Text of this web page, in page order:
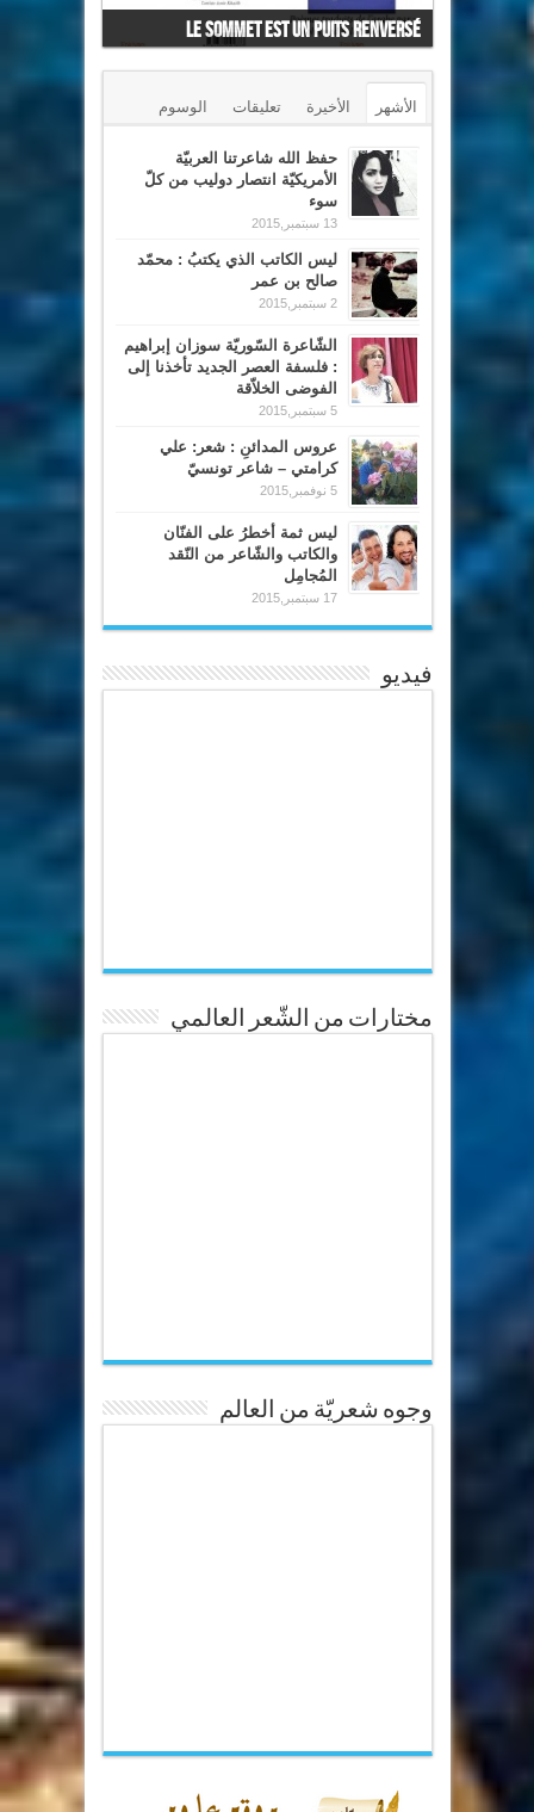
Le Sommet est un puits renversé
الأشهر الأخيرة تعليقات الوسوم
حفظ الله شاعرتنا العربيّة
الأمريكيّة انتصار دوليب من كلّ
سوء
13 سبتمبر,2015
ليس الكاتب الذي يكتبُ : محمّد
صالح بن عمر
2 سبتمبر,2015
الشّاعرة السّوريّة سوزان إبراهيم
: فلسفة العصر الجديد تأخذنا إلى
الفوضى الخلاّقة
5 سبتمبر,2015
عروس المدائنِ : شعر: علي
كرامتي – شاعر تونسيّ
5 نوفمبر,2015
ليس ثمة أخطرُ على الفنّان
والكاتب والشّاعر من النّقد
المُجامِل
17 سبتمبر,2015
فيديو
مختارات من الشّعر العالمي
وجوه شعريّة من العالم